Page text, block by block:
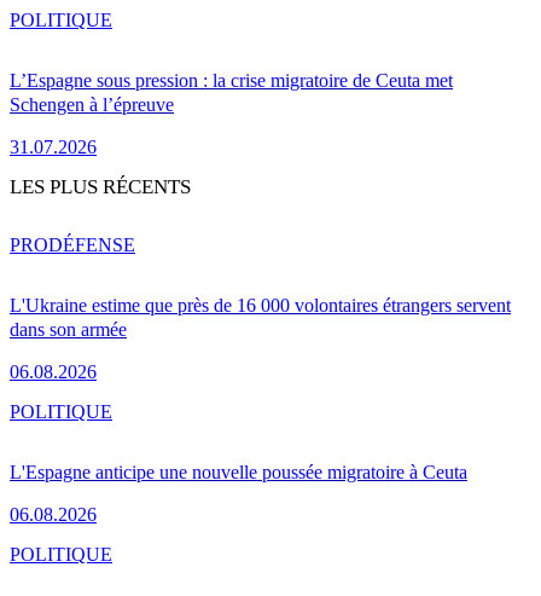
L’Espagne sous pression : la crise migratoire de Ceuta met
Schengen à l’épreuve
31.07.2026
POLITIQUE
LES PLUS RÉCENTS
L'Ukraine estime que près de 16 000 volontaires étrangers servent
dans son armée
06.08.2026
PRODÉFENSE
L'Espagne anticipe une nouvelle poussée migratoire à Ceuta
06.08.2026
POLITIQUE
POLITIQUE